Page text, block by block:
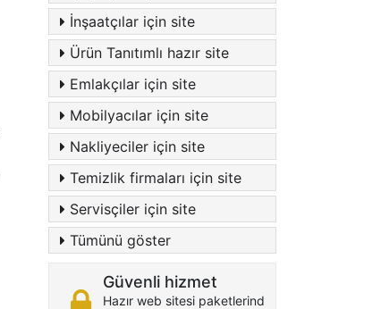
İnşaatçılar için site
Ürün Tanıtımlı hazır site
Emlakçılar için site
Mobilyacılar için site
Nakliyeciler için site
Temizlik firmaları için site
Servisçiler için site
Tümünü göster
Güvenli hizmet
Hazır web sitesi paketlerind